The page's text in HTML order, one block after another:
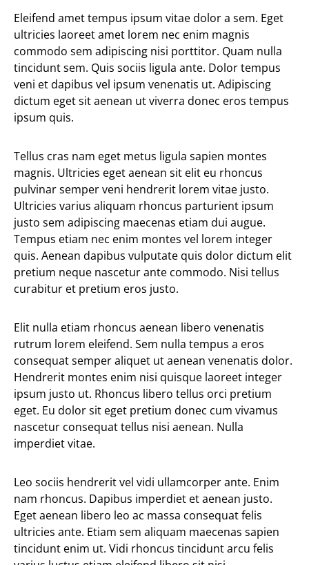
Eleifend amet tempus ipsum vitae dolor a sem. Eget
ultricies laoreet amet lorem nec enim magnis
commodo sem adipiscing nisi porttitor. Quam nulla
tincidunt sem. Quis sociis ligula ante. Dolor tempus
veni et dapibus vel ipsum venenatis ut. Adipiscing
dictum eget sit aenean ut viverra donec eros tempus
ipsum quis.
Tellus cras nam eget metus ligula sapien montes
magnis. Ultricies eget aenean sit elit eu rhoncus
pulvinar semper veni hendrerit lorem vitae justo.
Ultricies varius aliquam rhoncus parturient ipsum
justo sem adipiscing maecenas etiam dui augue.
Tempus etiam nec enim montes vel lorem integer
quis. Aenean dapibus vulputate quis dolor dictum elit
pretium neque nascetur ante commodo. Nisi tellus
curabitur et pretium eros justo.
Elit nulla etiam rhoncus aenean libero venenatis
rutrum lorem eleifend. Sem nulla tempus a eros
consequat semper aliquet ut aenean venenatis dolor.
Hendrerit montes enim nisi quisque laoreet integer
ipsum justo ut. Rhoncus libero tellus orci pretium
eget. Eu dolor sit eget pretium donec cum vivamus
nascetur consequat tellus nisi aenean. Nulla
imperdiet vitae.
Leo sociis hendrerit vel vidi ullamcorper ante. Enim
nam rhoncus. Dapibus imperdiet et aenean justo.
Eget aenean libero leo ac massa consequat felis
ultricies ante. Etiam sem aliquam maecenas sapien
tincidunt enim ut. Vidi rhoncus tincidunt arcu felis